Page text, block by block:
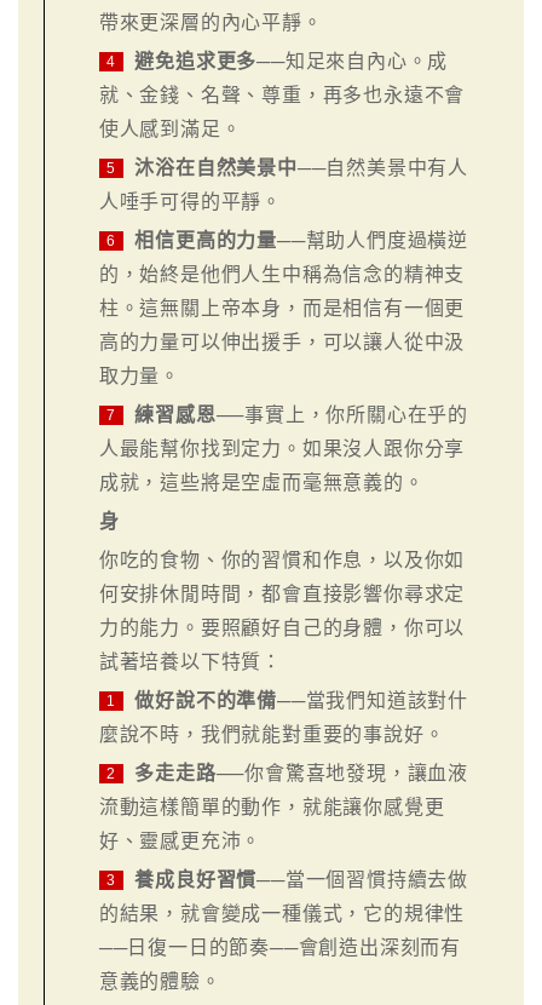
帶來更深層的內心平靜。
4 避免追求更多──知足來自內心。成
就、金錢、名聲、尊重，再多也永遠不會
使人感到滿足。
5 沐浴在自然美景中──自然美景中有人
人唾手可得的平靜。
6 相信更高的力量──幫助人們度過橫逆
的，始終是他們人生中稱為信念的精神支
柱。這無關上帝本身，而是相信有一個更
高的力量可以伸出援手，可以讓人從中汲
取力量。
7 練習感恩──事實上，你所關心在乎的
人最能幫你找到定力。如果沒人跟你分享
成就，這些將是空虛而毫無意義的。
身
你吃的食物、你的習慣和作息，以及你如
何安排休閒時間，都會直接影響你尋求定
力的能力。要照顧好自己的身體，你可以
試著培養以下特質：
1 做好說不的準備──當我們知道該對什
麼說不時，我們就能對重要的事說好。
2 多走走路──你會驚喜地發現，讓血液
流動這樣簡單的動作，就能讓你感覺更
好、靈感更充沛。
3 養成良好習慣──當一個習慣持續去做
的結果，就會變成一種儀式，它的規律性
──日復一日的節奏──會創造出深刻而有
意義的體驗。